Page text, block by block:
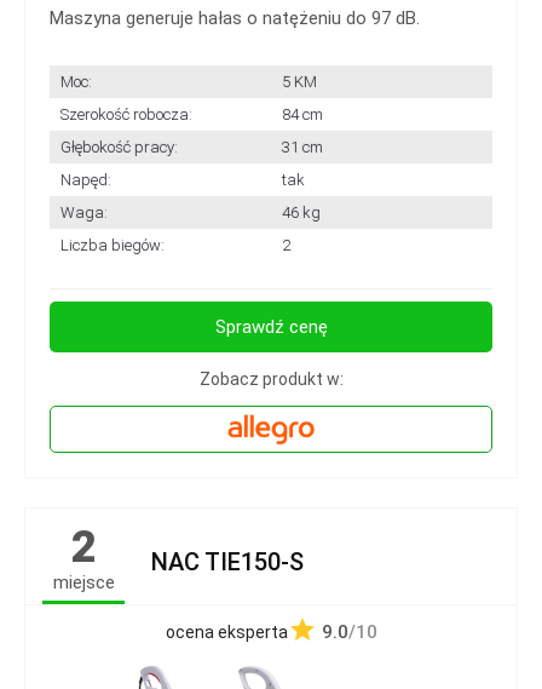
Maszyna generuje hałas o natężeniu do 97 dB.
Moc:
5 KM
Szerokość robocza:
84 cm
Głębokość pracy:
31 cm
Napęd:
tak
Waga:
46 kg
Liczba biegów:
2
Sprawdź cenę
Zobacz produkt w:
2
miejsce
NAC TIE150-S
ocena eksperta 9.0/10